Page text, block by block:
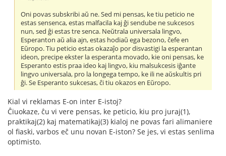
Oni povas subskribi aŭ ne. Sed mi pensas, ke tiu peticio ne
estas sensenca, estas malfacila kaj ĝi sendube ne sukcesos
nun, sed ĝi estas tre senca. Neŭtrala universala lingvo,
Esperanton aŭ alia ajn, estas hodiaŭ ega bezono, ĉefe en
Eŭropo. Tiu peticio estas okazaĵo por disvastigi la esperantan
ideon, precipe ekster la esperanta movado, kie oni pensas, ke
Esperanto estis praa ideo kaj lingvo, kiu malsukcesis iĝante
lingvo universala, pro la longega tempo, ke ili ne aŭskultis pri
ĝi. Se Esperanto sukcesas, ĉi tiu okazos en Eŭropo.
Kial vi reklamas E-on inter E-istoj?
Ĉiuokaze, ĉu vi vere pensas, ke peticio, kiu pro juraj(1),
praktikaj(2) kaj matematikaj(3) kialoj ne povas fari alimaniere
ol fiaski, varbos eĉ unu novan E-iston? Se jes, vi estas senlima
optimisto.